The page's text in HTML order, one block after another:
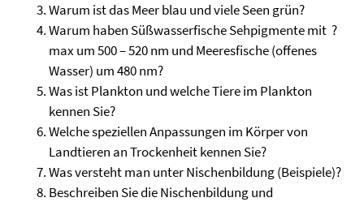
Warum ist das Meer blau und viele Seen grün?
Warum haben Süßwasserfische Sehpigmente mit ?
max um 500 – 520 nm und Meeresfische (offenes
Wasser) um 480 nm?
Was ist Plankton und welche Tiere im Plankton
kennen Sie?
Welche speziellen Anpassungen im Körper von
Landtieren an Trockenheit kennen Sie?
Was versteht man unter Nischenbildung (Beispiele)?
Beschreiben Sie die Nischenbildung und